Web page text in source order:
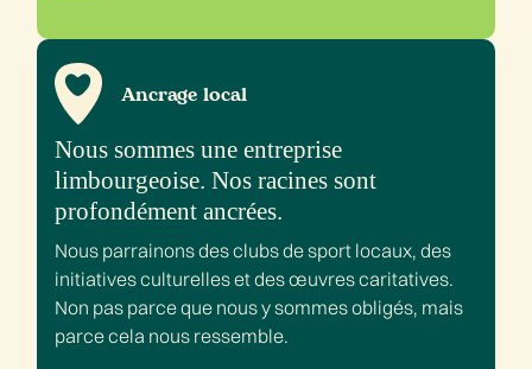
Ancrage local
Nous sommes une entreprise
limbourgeoise. Nos racines sont
profondément ancrées.
Nous parrainons des clubs de sport locaux, des
initiatives culturelles et des œuvres caritatives.
Non pas parce que nous y sommes obligés, mais
parce cela nous ressemble.